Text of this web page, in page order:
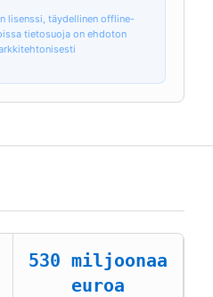
lisenssi, täydellinen offline-
tietosuoja on ehdoton
530 miljoonaa
euroa